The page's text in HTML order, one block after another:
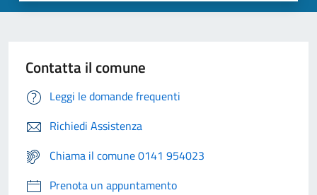
Contatta il comune
Leggi le domande frequenti
Richiedi Assistenza
Chiama il comune 0141 954023
Prenota un appuntamento